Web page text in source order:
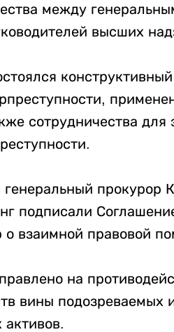
между
высших
сотрудничества
прокурор
подписали
о взаимной правовой
на
вины подозреваемых